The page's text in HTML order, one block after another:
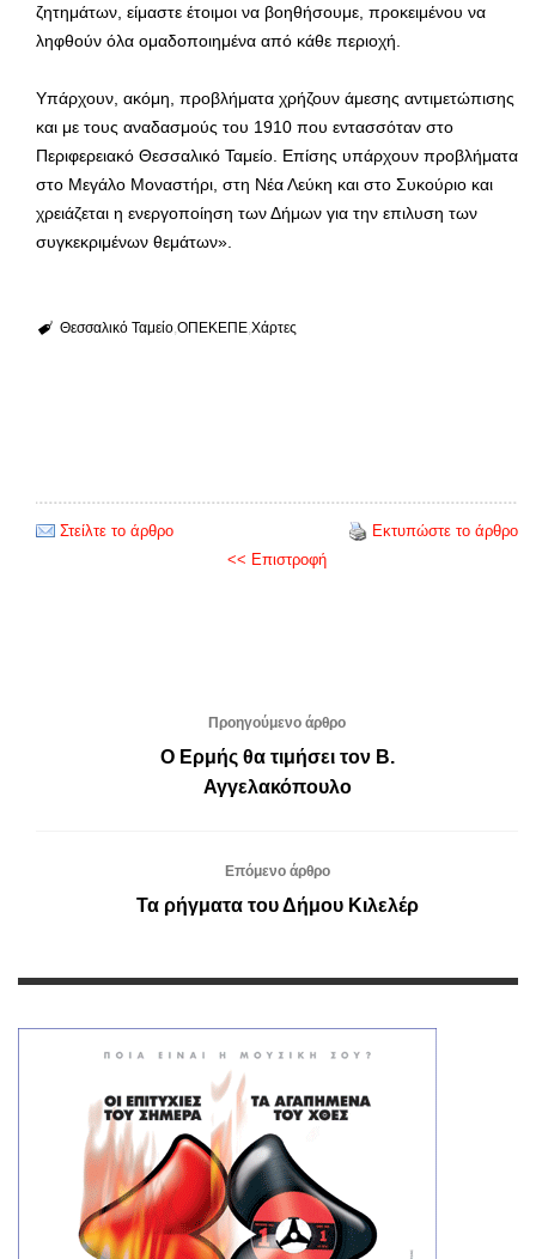
ζητημάτων, είμαστε έτοιμοι να βοηθήσουμε, προκειμένου να
ληφθούν όλα ομαδοποιημένα από κάθε περιοχή.
Υπάρχουν, ακόμη, προβλήματα χρήζουν άμεσης αντιμετώπισης
και με τους αναδασμούς του 1910 που εντασσόταν στο
Περιφερειακό Θεσσαλικό Ταμείο. Επίσης υπάρχουν προβλήματα
στο Μεγάλο Μοναστήρι, στη Νέα Λεύκη και στο Συκούριο και
χρειάζεται η ενεργοποίηση των Δήμων για την επιλυση των
συγκεκριμένων θεμάτων».
Θεσσαλικό Ταμείο ΟΠΕΚΕΠΕ Χάρτες
Στείλτε το άρθρο
Εκτυπώστε το άρθρο
<< Επιστροφή
Προηγούμενο άρθρο
Ο Ερμής θα τιμήσει τον Β.
Αγγελακόπουλο
Επόμενο άρθρο
Τα ρήγματα του Δήμου Κιλελέρ